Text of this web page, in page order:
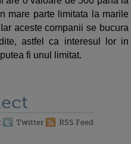
mare parte limitata la marile
aceste companii se bucura
astfel ca interesul lor in
fi unul limitat.
Twitter RSS Feed